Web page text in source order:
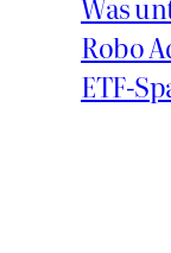
Robo
ETF-